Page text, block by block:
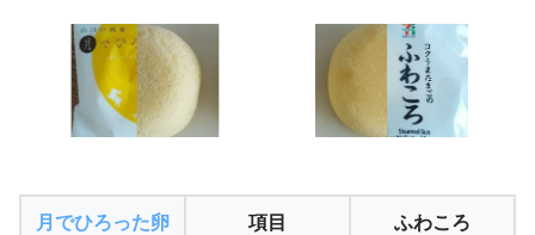
月でひろった卵 項目 ふわころ